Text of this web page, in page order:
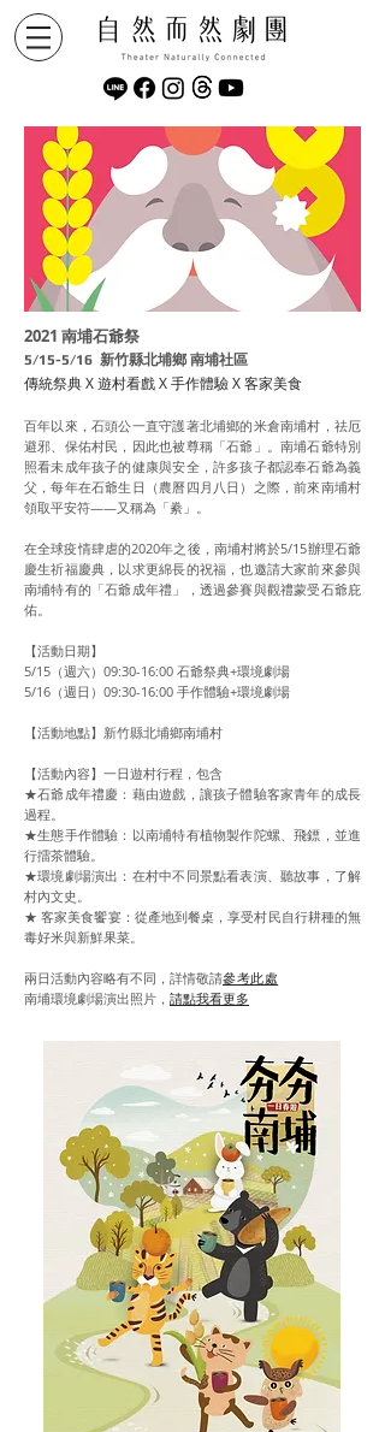
2021 南埔石爺祭
​5/15-5/16 新竹縣北埔鄉 南埔社區
傳統祭典 X遊村看戲X手作體驗X客家美食
百年以來，石頭公一直守護著北埔鄉的米倉南埔村，祛厄
避邪、保佑村民，因此也被尊稱「石爺」。南埔石爺特別
照看未成年孩子的健康與安全，許多孩子都認奉石爺為義
父，每年在石爺生日（農曆四月八日）之際，前來南埔村
領取平安符——又稱為「絭」。
在全球疫情肆虐的2020年之後，南埔村將於5/15辦理石爺
慶生祈福慶典，以求更綿長的祝福，也邀請大家前來參與
南埔特有的「石爺成年禮」，透過參賽與觀禮蒙受石爺庇
佑。
【活動日期】
5/15（週六）09:30-16:00 石爺祭典+環境劇場
5/16（週日）09:30-16:00 手作體驗+環境劇場
【活動地點】新竹縣北埔鄉南埔村
【活動內容】一日遊村行程，包含
★石爺成年禮慶：藉由遊戲，讓孩子體驗客家青年的成長
過程。
★生態手作體驗：以南埔特有植物製作陀螺、飛鏢，並進
行擂茶體驗。
★環境劇場演出：在村中不同景點看表演、聽故事，了解
村內文史。
★ 客家美食饗宴：從產地到餐桌，享受村民自行耕種的無
毒好米與新鮮果菜。
兩日活動內容略有不同，詳情敬請參考此處
南埔環境劇場演出照片， 請點我看更多